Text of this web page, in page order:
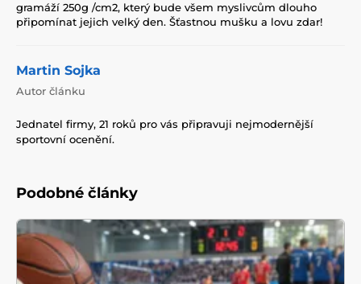
gramáží 250g /cm2, který bude všem myslivcům dlouho
připomínat jejich velký den. Šťastnou mušku a lovu zdar!
Martin Sojka
Autor článku
Jednatel firmy, 21 roků pro vás připravuji nejmodernější
sportovní ocenění.
Podobné články